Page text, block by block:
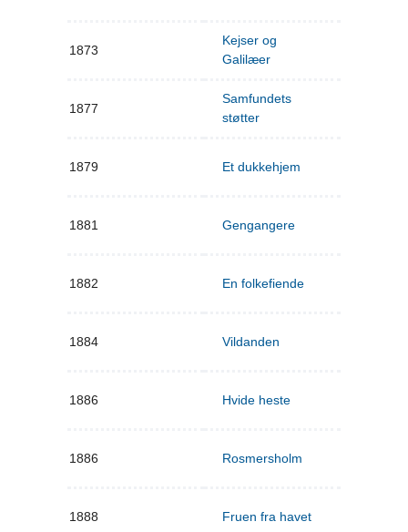
1873
Kejser og
Galilæer
1877
Samfundets
støtter
1879 Et dukkehjem
1881 Gengangere
1882 En folkefiende
1884 Vildanden
1886 Hvide heste
1886 Rosmersholm
1888 Fruen fra havet